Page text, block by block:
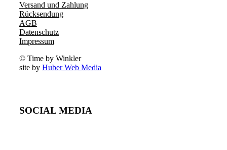
Versand und Zahlung
Rücksendung
AGB
Datenschutz
Impressum
© Time by Winkler
site by Huber Web Media
SOCIAL MEDIA